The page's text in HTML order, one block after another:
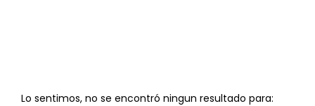
Lo sentimos, no se encontró ningun resultado para: